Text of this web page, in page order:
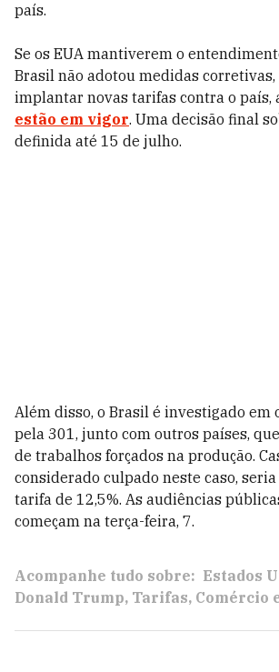
país.
Se os EUA mantiverem o
Brasil não adotou medidas
implantar novas tarifas contra o país,
estão em vigor. Uma decisão final
definida até 15 de julho.
Além disso, o Brasil é investigado em
pela 301, junto com outros países,
de trabalhos forçados na produção.
considerado culpado neste caso,
tarifa de 12,5%. As audiências
começam na terça-feira, 7.
Acompanhe tudo sobre: Estados
Donald Trump Tarifas Comércio